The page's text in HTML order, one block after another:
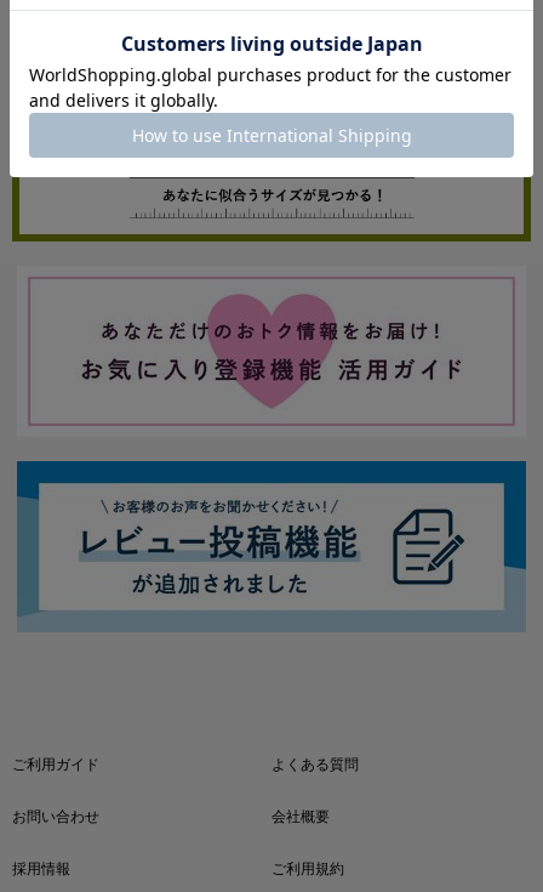
ご利用ガイド よくある質問
お問い合わせ 会社概要
採用情報 ご利用規約